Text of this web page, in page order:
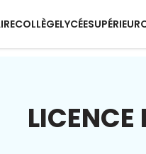
COLLÈGELYCÉESUPÉRIEUR
LICENCE